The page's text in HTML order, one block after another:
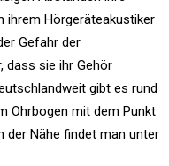
ihrem Hörgeräteakustiker
Gefahr der
dass sie ihr Gehör
gibt es rund
Ohrbogen mit dem Punkt
der Nähe findet man unter